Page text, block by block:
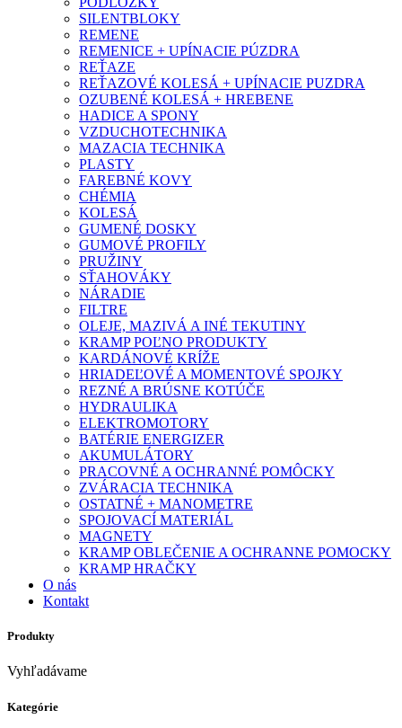
SILENTBLOKY
REMENE
REMENICE + UPÍNACIE PÚZDRA
REŤAZE
REŤAZOVÉ KOLESÁ + UPÍNACIE PUZDRA
OZUBENÉ KOLESÁ + HREBENE
HADICE A SPONY
VZDUCHOTECHNIKA
MAZACIA TECHNIKA
PLASTY
FAREBNÉ KOVY
CHÉMIA
KOLESÁ
GUMENÉ DOSKY
GUMOVÉ PROFILY
PRUŽINY
SŤAHOVÁKY
NÁRADIE
FILTRE
OLEJE, MAZIVÁ A INÉ TEKUTINY
KRAMP POĽNO PRODUKTY
KARDÁNOVÉ KRÍŽE
HRIADEĽOVÉ A MOMENTOVÉ SPOJKY
REZNÉ A BRÚSNE KOTÚČE
HYDRAULIKA
ELEKTROMOTORY
BATÉRIE ENERGIZER
AKUMULÁTORY
PRACOVNÉ A OCHRANNÉ POMÔCKY
ZVÁRACIA TECHNIKA
OSTATNÉ + MANOMETRE
SPOJOVACÍ MATERIÁL
MAGNETY
KRAMP OBLEČENIE A OCHRANNE POMOCKY
KRAMP HRAČKY
O nás
Kontakt
Produkty
Vyhľadávame
Kategórie